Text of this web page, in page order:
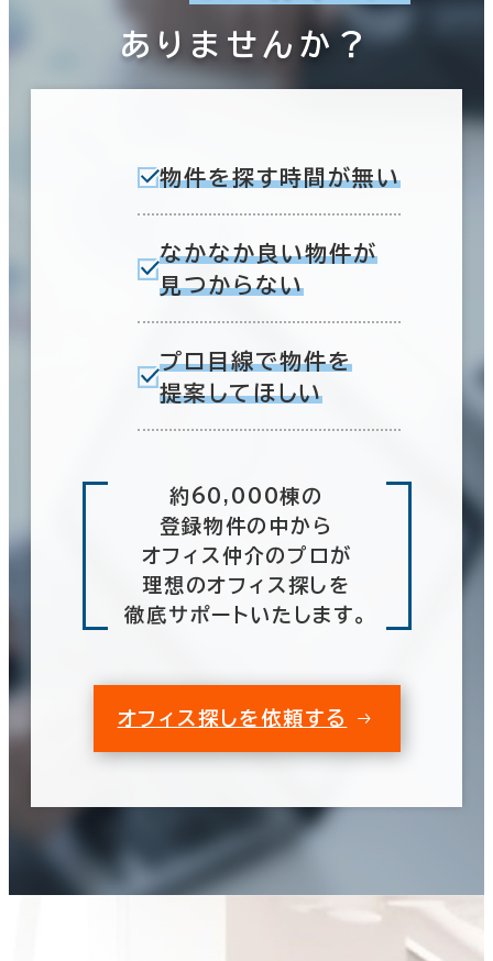
ありませんか？
物件を探す時間が無い
なかなか良い物件が
見つからない
プロ目線で物件を
提案してほしい
約60,000棟の
登録物件の中から
オフィス仲介のプロが
理想のオフィス探しを
徹底サポートいたします。
オフィス探しを依頼する